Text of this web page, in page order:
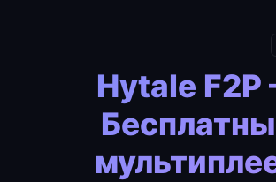
Hytale